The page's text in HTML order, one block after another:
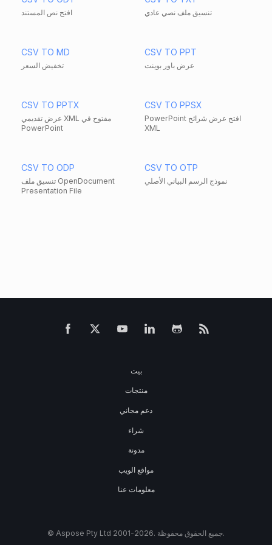
افتح نص المستند تنسيق ملف نصي عادي
CSV TO MD
تخفيض السعر
CSV TO PPT
عرض باور بوينت
CSV TO PPTX
عرض تقديمي XML مفتوح في
PowerPoint
CSV TO PPSX
PowerPoint افتح عرض شرائح
XML
CSV TO ODP
تنسيق ملف OpenDocument
Presentation File
CSV TO OTP
نموذج الرسم البياني الأصلي
بيت
منتجات
دعم مجاني
شراء
مدونة
مواقع الويب
معلومات عنا
© Aspose Pty Ltd 2001-2026. جميع الحقوق محفوظة.